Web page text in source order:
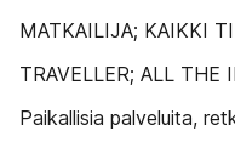
MATKAILIJA; KAIKKI
TRAVELLER; ALL THE
Paikallisia palveluita,